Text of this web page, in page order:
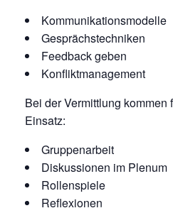
Kommunikationsmodelle
Gesprächstechniken
Feedback geben
Konfliktmanagement
Bei der Vermittlung
Einsatz:
Gruppenarbeit
Diskussionen im Plenum
Rollenspiele
Reflexionen